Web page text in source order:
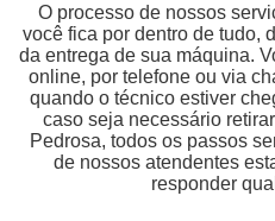
O processo de nossos
você fica por dentro de tudo,
da entrega de sua máquina.
online, por telefone ou via
quando o técnico estiver
caso seja necessário
Pedrosa, todos os passos
de nossos atendentes
responder